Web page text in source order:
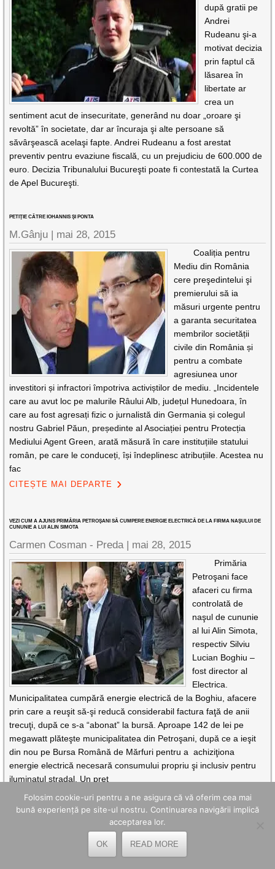
după gratii pe
Andrei
Rudeanu şi-a
motivat decizia
prin faptul că
lăsarea în
libertate ar
crea un
sentiment acut de insecuritate, generând nu doar „oroare şi
revoltă” în societate, dar ar încuraja şi alte persoane să
săvârşească acelaşi fapte. Andrei Rudeanu a fost arestat
preventiv pentru evaziune fiscală, cu un prejudiciu de 600.000 de
euro. Decizia Tribunalului Bucureşti poate fi contestată la Curtea
de Apel Bucureşti.
PETIŢIE CĂTRE IOHANNIS ŞI PONTA
M.Gânju | mai 28, 2015
Coaliția pentru
Mediu din România
cere preşedintelui şi
premierului să ia
măsuri urgente pentru
a garanta securitatea
membrilor societății
civile din România și
pentru a combate
agresiunea unor
investitori și infractori împotriva activiștilor de mediu. „Incidentele
care au avut loc pe malurile Râului Alb, județul Hunedoara, în
care au fost agresați fizic o jurnalistă din Germania și colegul
nostru Gabriel Păun, președinte al Asociației pentru Protecția
Mediului Agent Green, arată măsură în care instituțiile statului
român, pe care le conduceți, își îndeplinesc atribuțiile. Acestea nu
fac
CITEȘTE MAI DEPARTE
VEZI CUM A AJUNS PRIMĂRIA PETROŞANI SĂ CUMPERE ENERGIE ELECTRICĂ DE LA FIRMA NAŞULUI DE
CUNUNIE A LUI ALIN SIMOTA
Carmen Cosman - Preda | mai 28, 2015
Primăria
Petroşani face
afaceri cu firma
controlată de
naşul de cununie
al lui Alin Simota,
respectiv Silviu
Lucian Boghiu –
fost director al
Electrica.
Municipalitatea cumpără energie electrică de la Boghiu, afacere
prin care a reuşit să-şi reducă considerabil factura faţă de anii
trecuţi, după ce s-a “abonat” la bursă. Aproape 142 de lei pe
megawatt plăteşte municipalitatea din Petroşani, după ce a ieşit
din nou pe Bursa Română de Mărfuri pentru a achiziţiona
energie electrică necesară consumului propriu şi inclusiv pentru
iluminatul stradal. Un preţ
CITEȘTE MAI DEPARTE
MAIDANEZII AU PUS STĂPÂNIRE PE NORDUL PETROŞANIULUI
mai 28, 2015
Folosim cookie-uri pentru a ne asigura că vă oferim cea mai
bună experiență pe site-ul nostru. Continuarea navigării implică
acceptarea lor.
OK READ MORE